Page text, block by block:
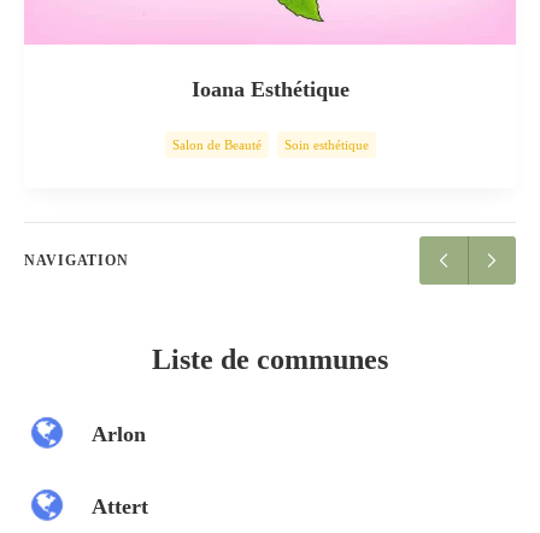
Ioana Esthétique
Salon de Beauté Soin esthétique
NAVIGATION
Liste de communes
Arlon
Attert